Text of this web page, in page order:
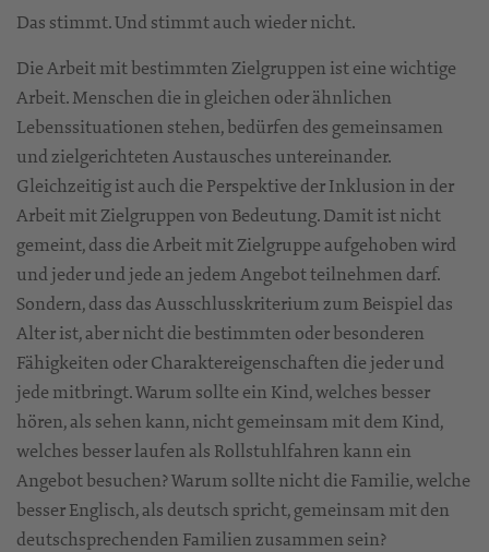
Das stimmt. Und stimmt auch wieder nicht.
Die Arbeit mit bestimmten Zielgruppen ist eine wichtige
Arbeit. Menschen die in gleichen oder ähnlichen
Lebenssituationen stehen, bedürfen des gemeinsamen
und zielgerichteten Austausches untereinander.
Gleichzeitig ist auch die Perspektive der Inklusion in der
Arbeit mit Zielgruppen von Bedeutung. Damit ist nicht
gemeint, dass die Arbeit mit Zielgruppe aufgehoben wird
und jeder und jede an jedem Angebot teilnehmen darf.
Sondern, dass das Ausschlusskriterium zum Beispiel das
Alter ist, aber nicht die bestimmten oder besonderen
Fähigkeiten oder Charaktereigenschaften die jeder und
jede mitbringt. Warum sollte ein Kind, welches besser
hören, als sehen kann, nicht gemeinsam mit dem Kind,
welches besser laufen als Rollstuhlfahren kann ein
Angebot besuchen? Warum sollte nicht die Familie, welche
besser Englisch, als deutsch spricht, gemeinsam mit den
deutschsprechenden Familien zusammen sein?